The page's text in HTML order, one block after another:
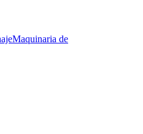
Maquinaria de